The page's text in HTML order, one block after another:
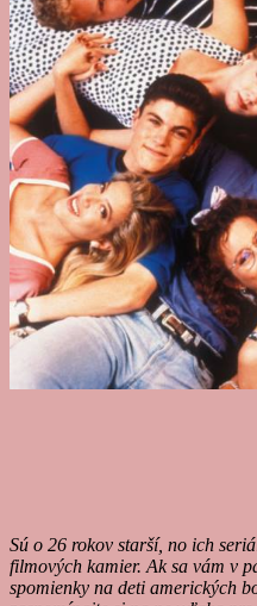
Sú o 26 rokov starší, no ich
filmových kamier. Ak sa vám v
spomienky na deti amerických